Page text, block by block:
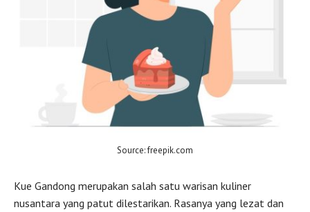
Source: freepik.com
Kue Gandong merupakan salah satu warisan kuliner
nusantara yang patut dilestarikan. Rasanya yang lezat dan